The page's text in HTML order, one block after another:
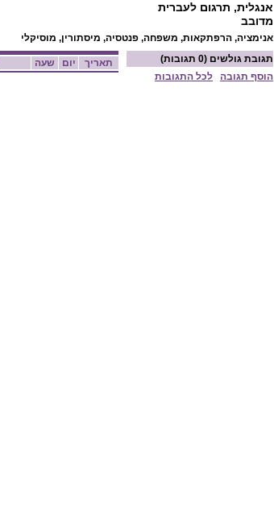
אנגלית, תרגום לעברית
מדובב
אנימציה, הרפתקאות, משפחה, פנטסיה, מיסתורין, מוסיקלי
שעה יום תאריך תגובת גולשים (0 תגובות)
הוסף תגובה
לכל התגובות